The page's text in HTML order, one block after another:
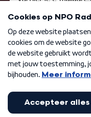
Algemene voorwaarden